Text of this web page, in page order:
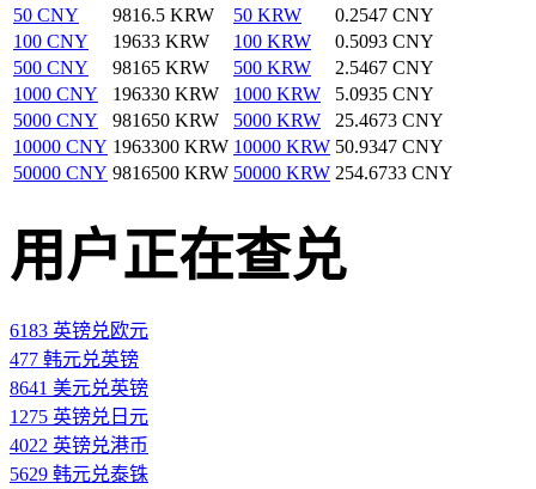
50 CNY
9816.5 KRW 50 KRW
0.2547 CNY
100 CNY
19633 KRW 100 KRW
0.5093 CNY
500 CNY
98165 KRW 500 KRW
2.5467 CNY
1000 CNY
196330 KRW 1000 KRW
5.0935 CNY
5000 CNY
981650 KRW 5000 KRW
25.4673 CNY
10000 CNY 1963300 KRW 10000 KRW 50.9347 CNY
50000 CNY 9816500 KRW 50000 KRW 254.6733 CNY
用户正在查兑
6183 英镑兑欧元
477 韩元兑英镑
8641 美元兑英镑
1275 英镑兑日元
4022 英镑兑港币
5629 韩元兑泰铢